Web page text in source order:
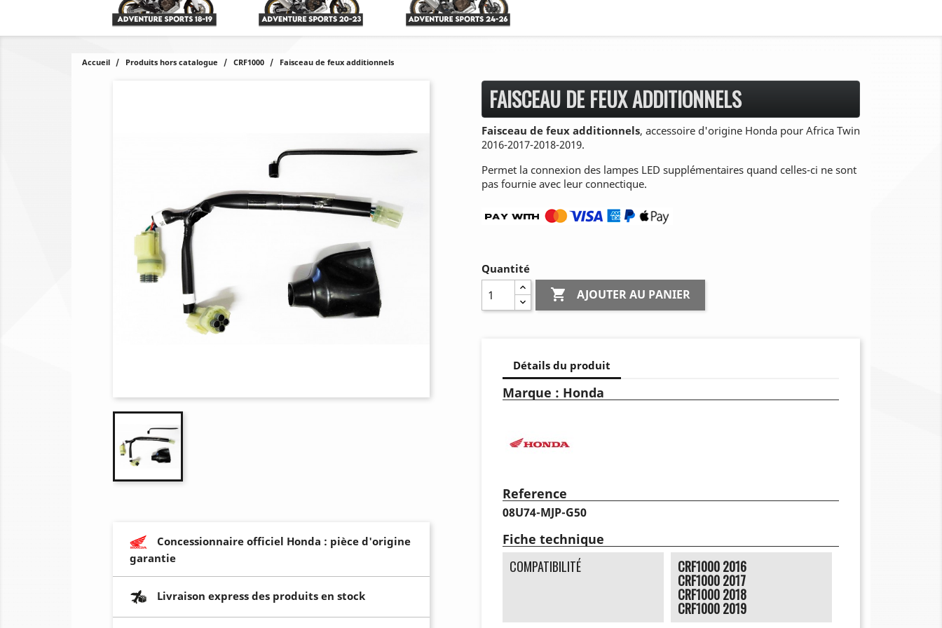
Accueil Produits hors catalogue CRF1000 Faisceau de feux additionnels
Concessionnaire officiel Honda : pièce d'origine
garantie
Livraison express des produits en stock
FAISCEAU DE FEUX ADDITIONNELS
Faisceau de feux additionnels, accessoire d'origine Honda pour Africa Twin
2016-2017-2018-2019.
Permet la connexion des lampes LED supplémentaires quand celles-ci ne sont
pas fournie avec leur connectique.
Quantité
 AJOUTER AU PANIER
Détails du produit
Marque : Honda
Reference
08U74-MJP-G50
Fiche technique
COMPATIBILITÉ CRF1000 2016
CRF1000 2017
CRF1000 2018
CRF1000 2019